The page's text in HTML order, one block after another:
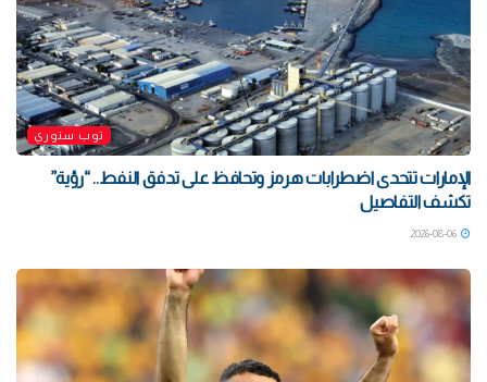
توب ستوري
الإمارات تتحدى اضطرابات هرمز وتحافظ على تدفق النفط.. “رؤية”
تكشف التفاصيل